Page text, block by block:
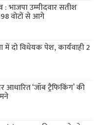
भाजपा उम्मीदवार सतीश
वोटों से आगे
दो विधेयक पेश, कार्यवाही 2
‘जॉब ट्रैफिकिंग’ की